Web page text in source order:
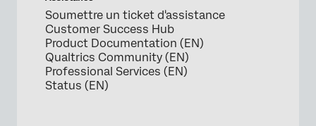
Soumettre un ticket d'assistance
Customer Success Hub
Product Documentation (EN)
Qualtrics Community (EN)
Professional Services (EN)
Status (EN)